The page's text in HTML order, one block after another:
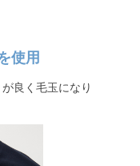
使用
良く毛玉になり